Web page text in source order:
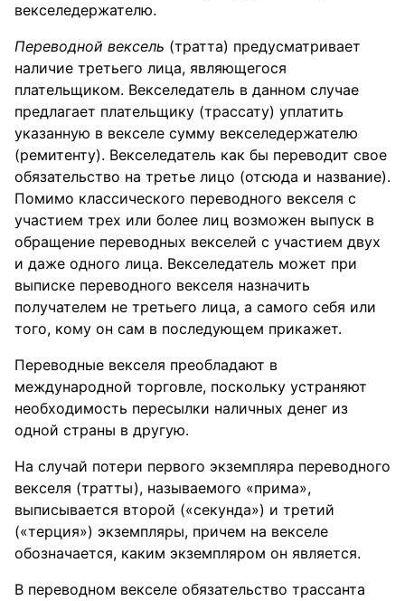
векселедержателю.
Переводной вексель (тратта) предусматривает
наличие третьего лица, являющегося
плательщиком. Векселедатель в данном случае
предлагает плательщику (трассату) уплатить
указанную в векселе сумму векселедержателю
(ремитенту). Векселедатель как бы переводит свое
обязательство на третье лицо (отсюда и название).
Помимо классического переводного векселя с
участием трех или более лиц возможен выпуск в
обращение переводных векселей с участием двух
и даже одного лица. Векселедатель может при
выписке переводного векселя назначить
получателем не третьего лица, а самого себя или
того, кому он сам в последующем прикажет.
Переводные векселя преобладают в
международной торговле, поскольку устраняют
необходимость пересылки наличных денег из
одной страны в другую.
На случай потери первого экземпляра переводного
векселя (тратты), называемого «прима»,
выписывается второй («секунда») и третий
(«терция») экземпляры, причем на векселе
обозначается, каким экземпляром он является.
В переводном векселе обязательство трассанта